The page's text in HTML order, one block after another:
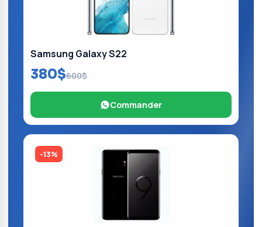
Samsung Galaxy S22
380$600$
Commander
-13%